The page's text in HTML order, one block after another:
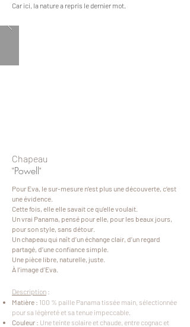
Car ici, la nature a repris le dernier mot.
Chapeau
"Powell"
Pour Eva, le sur-mesure n’est plus une découverte, c’est
une évidence.
Cette fois, elle elle savait ce qu’elle voulait.
Un vrai Panama, pensé pour elle, pour les beaux jours,
pour son style, sans détour.
Un chapeau qui naît d’un échange clair, d’un regard
partagé, d’une confiance simple.
Une pièce libre, naturelle, juste.
À l’image d’Eva.
Description :
Matière : 100 % paille Panama tissée main, sélectionnée
pour sa légèreté et sa tenue impeccable.
Couleur : Une teinte solaire et chaude, entre cognac et